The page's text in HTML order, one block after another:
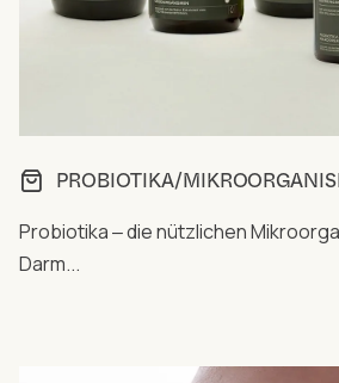
PROBIOTIKA/
Probiotika ‒ die nützlichen
Darm...